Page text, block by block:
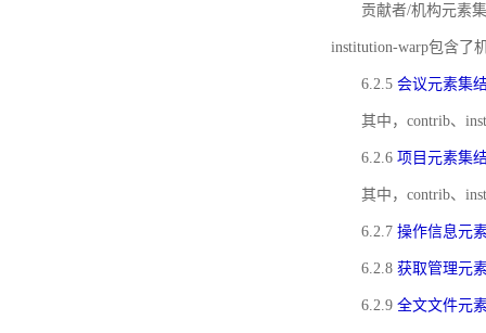
贡献者/机构元素
institution-warp包含了
6.2.5 会议元素集
其中，contrib、
6.2.6 项目元素集
其中，contrib、
6.2.7 操作信息元
6.2.8 获取管理元
6.2.9 全文文件元